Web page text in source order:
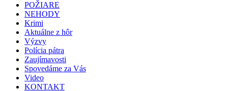
POŽIARE
NEHODY
Krimi
Aktuálne z hôr
Výzvy
Polícia pátra
Zaujímavosti
Spovedáme za Vás
Video
KONTAKT